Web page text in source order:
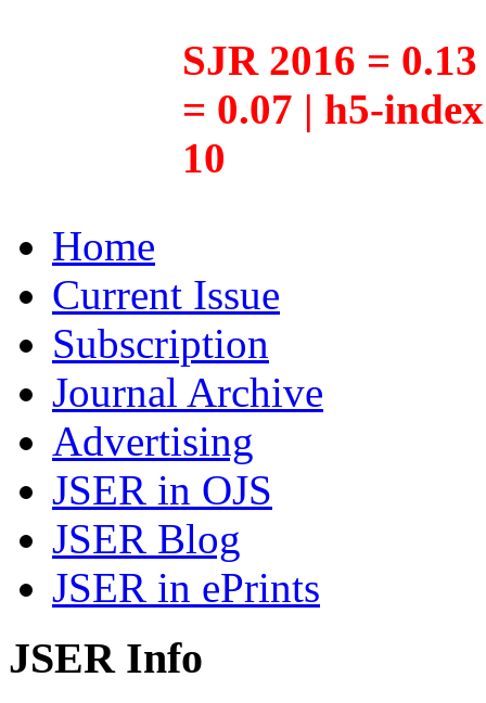
SJR 2016 =
= 0.07 | h5-
10
Home
Current Issue
Subscription
Journal Archive
Advertising
JSER in OJS
JSER Blog
JSER in ePrints
JSER Info